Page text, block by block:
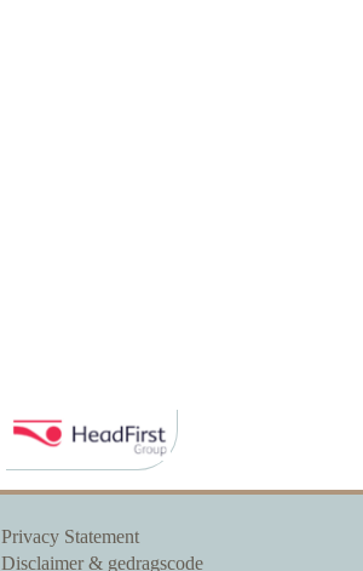
Privacy Statement
Disclaimer & gedragscode